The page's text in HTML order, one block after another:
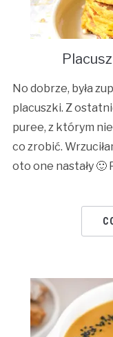
No dobrze, była
placuszki. Z
puree, z którym
co zrobić.
oto one nastały 🙂